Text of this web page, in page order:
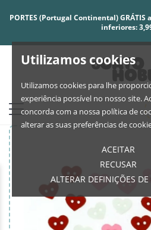
Utilizamos cookies
Utilizamos cookies para lhe
experiência possível no nosso site.
concorda com a nossa política de
alterar as suas preferências de
ACEITAR
RECUSAR
ALTERAR DEFINIÇÕES
PORTES (Portugal Continental)
inferiores: